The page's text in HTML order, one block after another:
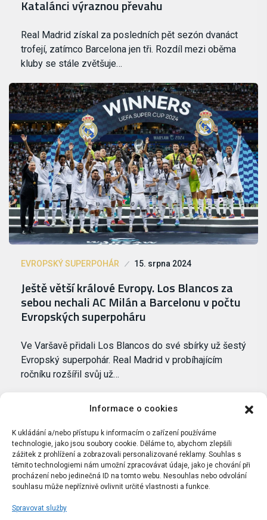
Informace o cookies
K ukládání a/nebo přístupu k informacím o zařízení používáme
technologie, jako jsou soubory cookie. Děláme to, abychom zlepšili
zážitek z prohlížení a zobrazovali personalizované reklamy. Souhlas s
těmito technologiemi nám umožní zpracovávat údaje, jako je chování při
procházení nebo jedinečná ID na tomto webu. Nesouhlas nebo odvolání
souhlasu může nepříznivě ovlivnit určité vlastnosti a funkce.
Spravovat služby
Katalánci výraznou převahu
Real Madrid získal za posledních pět sezón dvanáct
trofejí, zatímco Barcelona jen tři. Rozdíl mezi oběma
kluby se stále zvětšuje…
EVROPSKÝ SUPERPOHÁR 15. srpna 2024
Ještě větší králové Evropy. Los Blancos za
sebou nechali AC Milán a Barcelonu v počtu
Evropských superpoháru
Ve Varšavě přidali Los Blancos do své sbírky už šestý
Evropský superpohár. Real Madrid v probíhajícím
ročníku rozšířil svůj už…